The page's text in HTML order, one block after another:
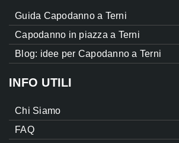
Guida Capodanno a Terni
Capodanno in piazza a Terni
Blog: idee per Capodanno a Terni
INFO UTILI
Chi Siamo
FAQ